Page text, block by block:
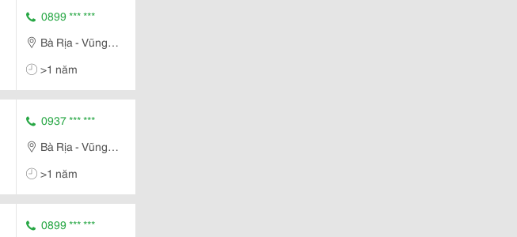
0899 *** ***
Bà Rịa - Vũng
>1 năm
0937 *** ***
Bà Rịa - Vũng
>1 năm
0899 *** ***